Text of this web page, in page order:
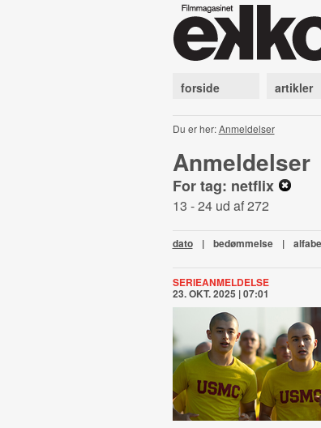
forside artikler
Du er her:Anmeldelser
Anmeldelser
For tag: netflix
13 - 24 ud af 272
dato | bedømmelse |
SERIEANMELDELSE
23. OKT. 2025 | 07:01